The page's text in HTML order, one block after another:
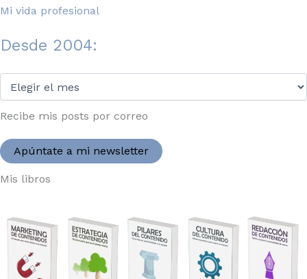
Mi vida profesional
Desde 2004:
2004:
Recibe mis posts por correo
Apúntate a mi newsletter
Mis libros